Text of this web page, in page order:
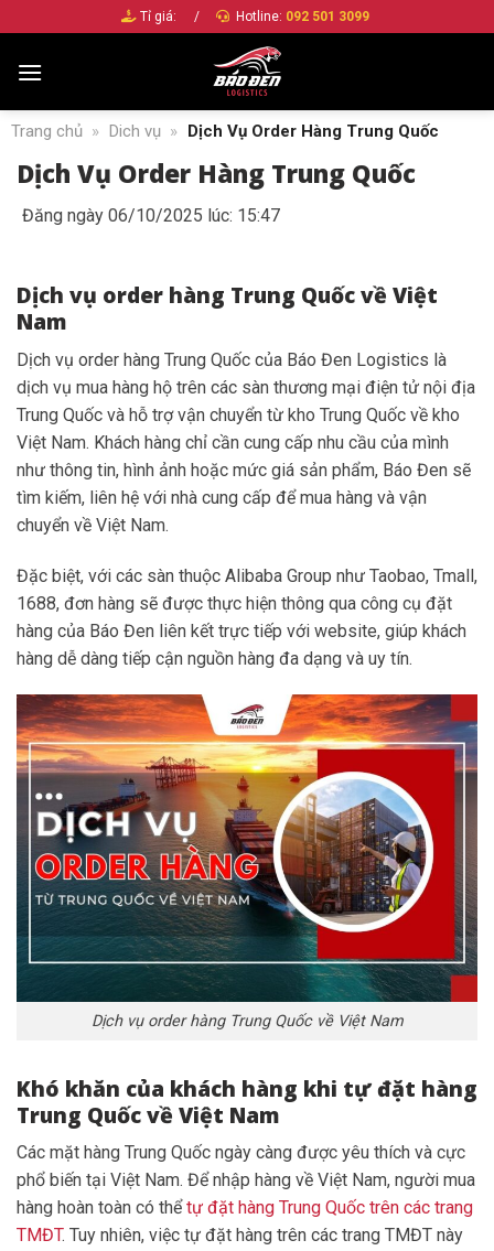
nội
Tỉ giá: / Hotline: 092 501 3099
Trang chủ » Dich vụ » Dịch Vụ Order Hàng Trung Quốc
Dịch Vụ Order Hàng Trung Quốc
Đăng ngày 06/10/2025 lúc: 15:47
Dịch vụ order hàng Trung Quốc về Việt
Nam
Dịch vụ order hàng Trung Quốc của Báo Đen Logistics là
dịch vụ mua hàng hộ trên các sàn thương mại điện tử nội địa
Trung Quốc và hỗ trợ vận chuyển từ kho Trung Quốc về kho
Việt Nam. Khách hàng chỉ cần cung cấp nhu cầu của mình
như thông tin, hình ảnh hoặc mức giá sản phẩm, Báo Đen sẽ
tìm kiếm, liên hệ với nhà cung cấp để mua hàng và vận
chuyển về Việt Nam.
Đặc biệt, với các sàn thuộc Alibaba Group như Taobao, Tmall,
1688, đơn hàng sẽ được thực hiện thông qua công cụ đặt
hàng của Báo Đen liên kết trực tiếp với website, giúp khách
hàng dễ dàng tiếp cận nguồn hàng đa dạng và uy tín.
Dịch vụ order hàng Trung Quốc về Việt Nam
Khó khăn của khách hàng khi tự đặt hàng
Trung Quốc về Việt Nam
Các mặt hàng Trung Quốc ngày càng được yêu thích và cực
phổ biến tại Việt Nam. Để nhập hàng về Việt Nam, người mua
hàng hoàn toàn có thểtự đặt hàng Trung Quốc trên các trang
TMĐT. Tuy nhiên, việc tự đặt hàng trên các trang TMĐT này